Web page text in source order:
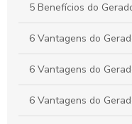
Grupo Gerador Stemac:
Negócio
5 Benefícios do
6 Vantagens do
6 Vantagens do
6 Vantagens do